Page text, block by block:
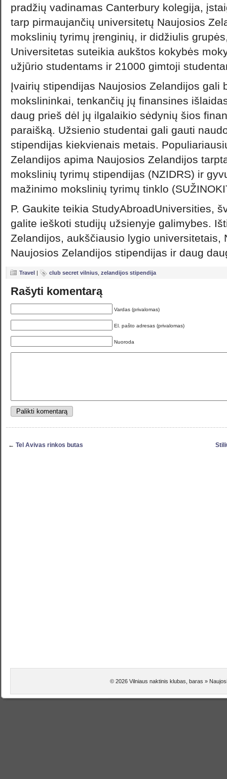
pradžių vadinamas Canterbury kolegija,
tarp pirmaujančių universitetų Naujosios
mokslinių tyrimų įrenginių, ir didžiulis
Universitetas suteikia aukštos kokybės
užjūrio studentams ir 21000 gimtoji
Įvairių stipendijas Naujosios Zelandijos gali
mokslininkai, tenkančių jų finansines
daug prieš dėl jų ilgalaikio sėdynių šios
paraišką. Užsienio studentai gali gauti
stipendijas kiekvienais metais.
Zelandijos apima Naujosios Zelandijos
mokslinių tyrimų stipendijas (NZIDRS) ir
mažinimo mokslinių tyrimų tinklo
P. Gaukite teikia StudyAbroadUniversities,
galite ieškoti studijų užsienyje galimybes.
Zelandijos, aukščiausio lygio universitetais,
Naujosios Zelandijos stipendijas ir daug
Travel | club secret vilnius zelandijos stipendija
Rašyti komentarą
Vardas (privalomas)
El. pašto adresas (privalomas)
Nuoroda
← Tel Avivas rinkos butas
© 2026 Vilniaus naktinis klubas, baras »